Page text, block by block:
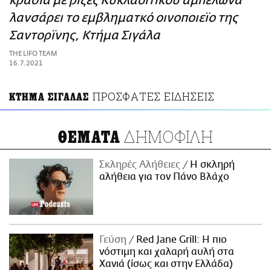
ΑΜΠΑ
PRINT
λανσάρει το εμβληματκό οινοποιεϊο της
Σαντορϊνης, Κτήμα Σιγάλα
THE LIFO TEAM
16.7.2021
ΚΤΗΜΑ ΣΙΓΑΛΑΣ ΠΡΟΣΦΑΤΕΣ ΕΙΔΗΣΕΙΣ
ΘΕΜΑΤΑ ΔΗΜΟΦΙΛΗ
Σκληρές Αλήθειες
H σκληρή
αλήθεια για τον Πάνο Βλάχο
Γεύση
Red Jane Grill: Η πιο
νόστιμη και χαλαρή αυλή στα
Χανιά (ίσως και στην Ελλάδα)